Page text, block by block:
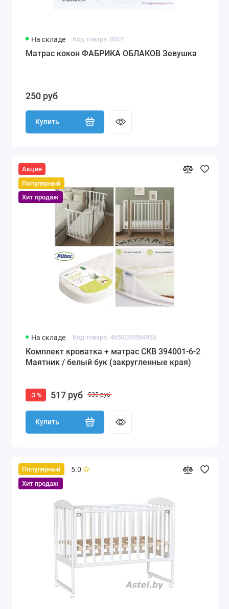
На складе Код товара: 0001
Матрас кокон ФАБРИКА ОБЛАКОВ Зевушка
250 руб
Купить
Акция
Популярный
Хит продаж
На складе Код товара: 4650259584965
Комплект кроватка + матрас СКВ 394001-6-2
Маятник / белый бук (закругленные края)
-3 % 517 руб 535 руб
Купить
Популярный
Хит продаж
5.0